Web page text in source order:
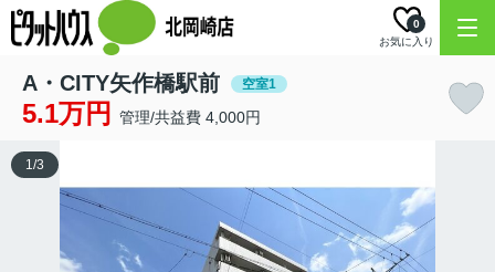
お気に入り
0
A・CITY矢作橋駅前 空室1
5.1万円 管理/共益費 4,000円
1/3